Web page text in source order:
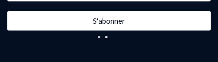
S'abonner